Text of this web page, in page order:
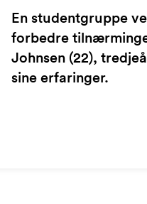
En studentgruppe
forbedre
Johnsen (22),
sine erfaringer.